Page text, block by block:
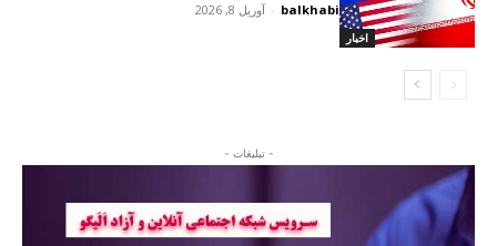
اخبار
balkhabi
- آوریل 8, 2026
- تبلیغات -